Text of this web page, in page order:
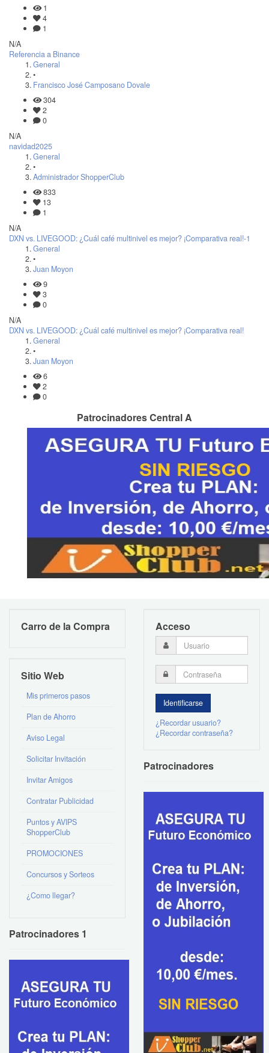
1
4
1
N/A
Referencia a Binance
General
•
Francisco José Camposano Dovale
304
2
0
N/A
navidad2025
General
•
Administrador ShopperClub
833
13
1
N/A
DXN vs. LIVEGOOD: ¿Cuál café multinivel es mejor? ¡Comparativa real!-1
General
•
Juan Moyon
9
3
0
N/A
DXN vs. LIVEGOOD: ¿Cuál café multinivel es mejor? ¡Comparativa real!
General
•
Juan Moyon
6
2
0
Patrocinadores Central A
Carro de la Compra
Sitio Web
Mis primeros pasos
Plan de Ahorro
Aviso Legal
Solicitar Invitación
Invitar Amigos
Contratar Publicidad
Puntos y AVIPS
ShopperClub
PROMOCIONES
Concursos y Sorteos
¿Como llegar?
Patrocinadores 1
Acceso
¿Recordar usuario?
¿Recordar contraseña?
Patrocinadores